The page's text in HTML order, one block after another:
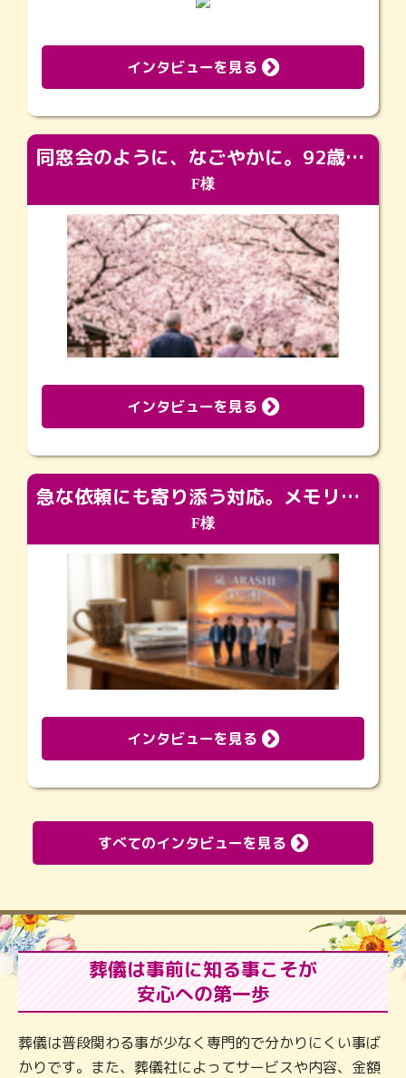
インタビューを見る
同窓会のように、なごやかに。92歳の旅立ちを彩った、再会と感謝の場
F様
インタビューを見る
急な依頼にも寄り添う対応。メモリアルコーナーで振り返る大切な日々
F様
インタビューを見る
すべてのインタビューを見る
葬儀は事前に知る事こそが
安心への第一歩
葬儀は普段関わる事が少なく専門的で分かりにくい事ば
かりです。また、葬儀社によってサービスや内容、金額